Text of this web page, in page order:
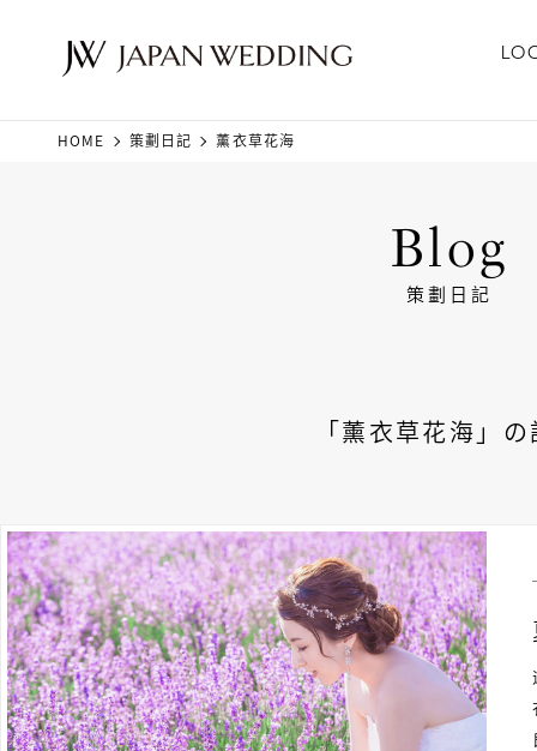
HOME 策劃日記 薰衣草花海
Blog
策劃日記
「薰衣草花海」